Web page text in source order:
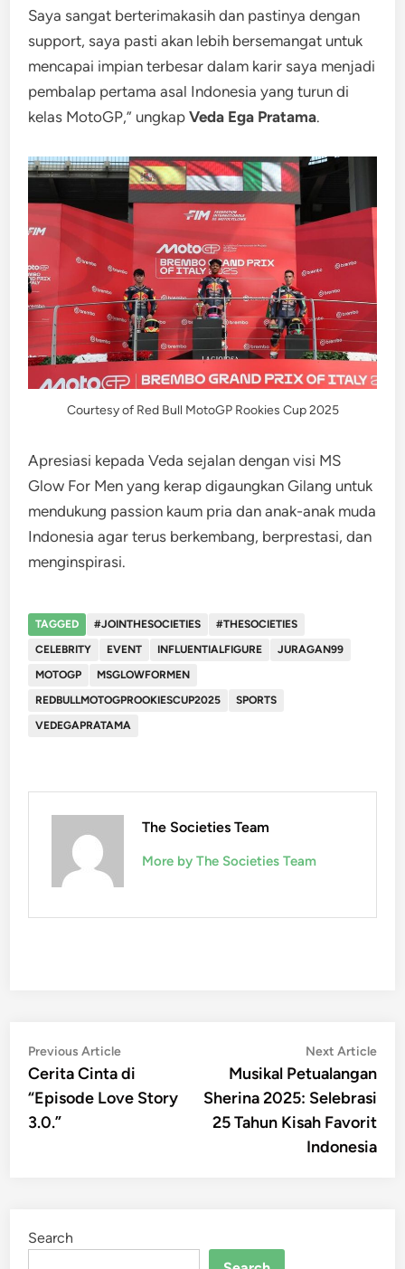
Saya sangat berterimakasih dan pastinya dengan
support, saya pasti akan lebih bersemangat untuk
mencapai impian terbesar dalam karir saya menjadi
pembalap pertama asal Indonesia yang turun di
kelas MotoGP,” ungkapVeda Ega Pratama.
Courtesy of Red Bull MotoGP Rookies Cup 2025
Apresiasi kepada Veda sejalan dengan visi MS
Glow For Men yang kerap digaungkan Gilang untuk
mendukung passion kaum pria dan anak-anak muda
Indonesia agar terus berkembang, berprestasi, dan
menginspirasi.
TAGGED #JOINTHESOCIETIES
#THESOCIETIES
CELEBRITY
EVENT INFLUENTIALFIGURE
JURAGAN99
MOTOGP
MSGLOWFORMEN
REDBULLMOTOGPROOKIESCUP2025
SPORTS
VEDEGAPRATAMA
The Societies Team
More by The Societies Team
Post
navigation
Previous ArticlePrevious
article:
Cerita Cinta di
“Episode Love Story
3.0.”
Next Article
Musikal Petualangan
Sherina 2025: Selebrasi
25 Tahun Kisah Favorit
Indonesia
Search